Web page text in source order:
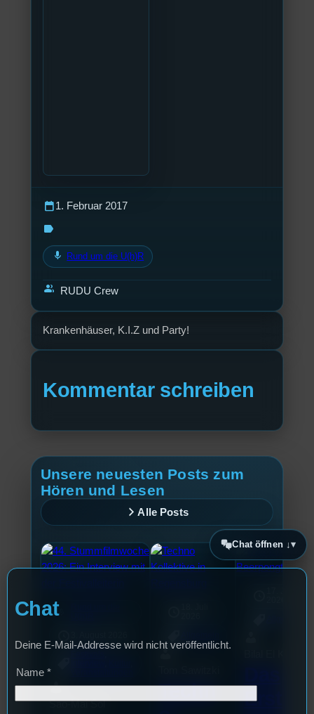
Krankenhäuser, K.I.Z und Party!
Kommentar schreiben
calendar_today1. Februar 2017
label
mic Rund um die U(h)R
group RUDU Crew
Unsere neuesten Posts zum
Hören und Lesen
Alle Posts
mic
Sao-Mai Sol
Techn
Erste
Chat öffnen ↓
Chat
Deine E-Mail-Addresse wird nicht veröffentlicht.
Name *